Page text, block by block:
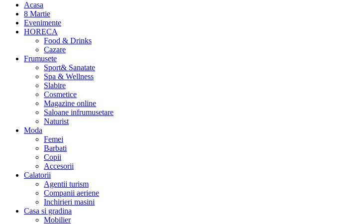
Acasa
8 Martie
Evenimente
HORECA
Food & Drinks
Cazare
Frumusete
Sport& Sanatate
Spa & Wellness
Slabire
Cosmetice
Magazine online
Saloane infrumusetare
Naturist
Moda
Femei
Barbati
Copii
Accesorii
Calatorii
Agentii turism
Companii aeriene
Inchirieri masini
Casa si gradina
Mobilier